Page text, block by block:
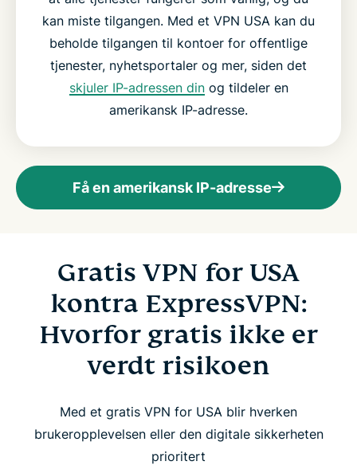
kan miste tilgangen. Med et VPN USA kan du
beholde tilgangen til kontoer for offentlige
tjenester, nyhetsportaler og mer, siden det
skjuler IP-adressen dinog tildeler en
amerikansk IP-adresse.
Få en amerikansk IP-adresse
Gratis VPN for USA
kontra ExpressVPN:
Hvorfor gratis ikke er
verdt risikoen
Med et gratis VPN for USA blir hverken
brukeropplevelsen eller den digitale sikkerheten
prioritert